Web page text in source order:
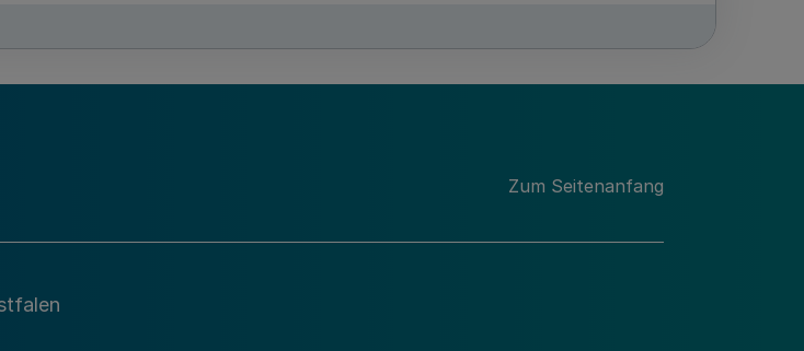
- HAbg-VO)
die Kunsthochschulen des Landes Nordrhein-Westfalen
Zum Seitenanfang